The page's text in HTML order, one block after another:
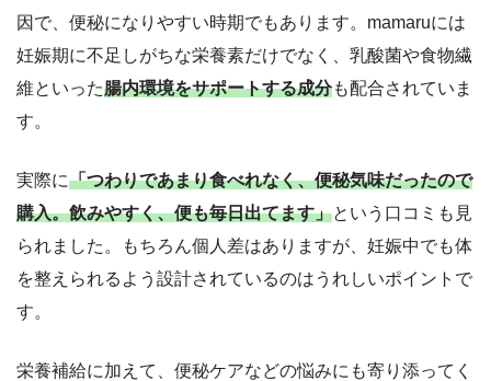
因で、便秘になりやすい時期でもあります。mamaruには
妊娠期に不足しがちな栄養素だけでなく、乳酸菌や食物繊
維といった腸内環境をサポートする成分も配合されていま
す。
実際に「つわりであまり食べれなく、便秘気味だったので
購入。飲みやすく、便も毎日出てます」という口コミも見
られました。もちろん個人差はありますが、妊娠中でも体
を整えられるよう設計されているのはうれしいポイントで
す。
栄養補給に加えて、便秘ケアなどの悩みにも寄り添ってく